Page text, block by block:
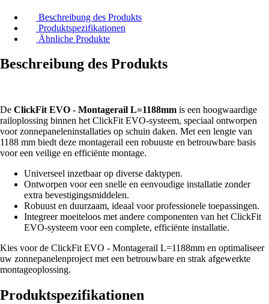
Beschreibung des Produkts
Produktspezifikationen
Ähnliche Produkte
Beschreibung des Produkts
De ClickFit EVO - Montagerail L=1188mm is een hoogwaardige
railoplossing binnen het ClickFit EVO-systeem, speciaal ontworpen
voor zonnepaneleninstallaties op schuin daken. Met een lengte van
1188 mm biedt deze montagerail een robuuste en betrouwbare basis
voor een veilige en efficiënte montage.
Universeel inzetbaar op diverse daktypen.
Ontworpen voor een snelle en eenvoudige installatie zonder
extra bevestigingsmiddelen.
Robuust en duurzaam, ideaal voor professionele toepassingen.
Integreer moeiteloos met andere componenten van het ClickFit
EVO-systeem voor een complete, efficiënte installatie.
Kies voor de ClickFit EVO - Montagerail L=1188mm en optimaliseer
uw zonnepanelenproject met een betrouwbare en strak afgewerkte
montageoplossing.
Produktspezifikationen